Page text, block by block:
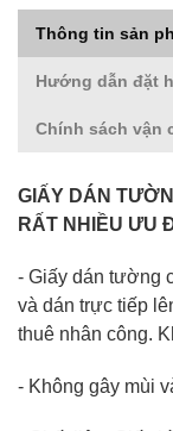
Thông tin sản
Hướng dẫn đặt
Chính sách vận
GIẤY DÁN
RẤT NHIỀU ƯU
- Giấy dán tường
và dán trực tiếp
thuê nhân công.
- Không gây mùi